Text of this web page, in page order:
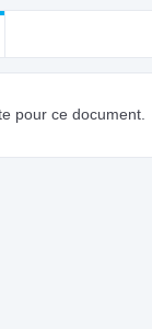
pour ce document.